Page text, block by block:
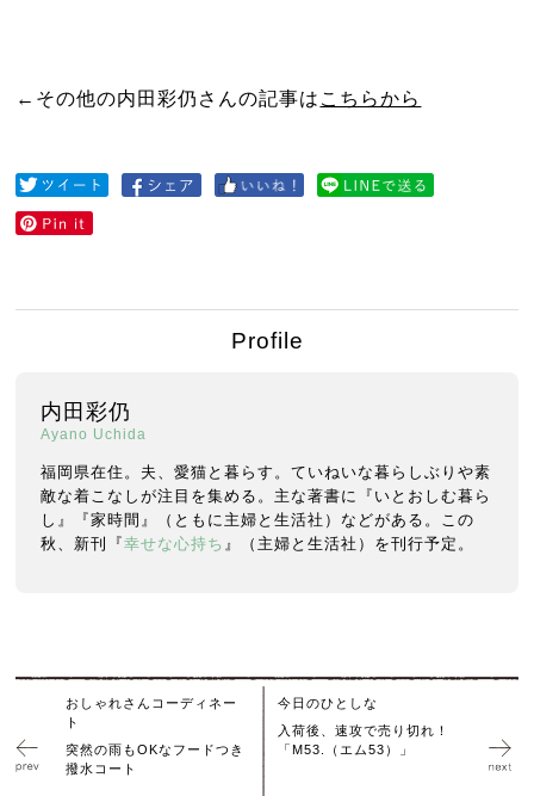
←その他の内田彩仍さんの記事は こちらから
Profile
内田彩仍
Ayano Uchida
福岡県在住。夫、愛猫と暮らす。ていねいな暮らしぶりや素
敵な着こなしが注目を集める。主な著書に『いとおしむ暮ら
し』『家時間』（ともに主婦と生活社）などがある。この
秋、新刊『幸せな心持ち 』（主婦と生活社）を刊行予定。
おしゃれさんコーディネー
ト
突然の雨もOKなフードつき
撥水コート
今日のひとしな
入荷後、速攻で売り切れ！
「M53.（エム53）」